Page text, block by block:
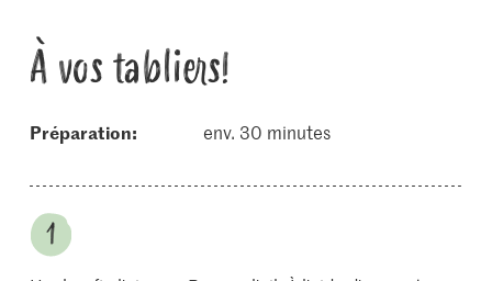
À vos tabliers!
Préparation: env. 30 minutes